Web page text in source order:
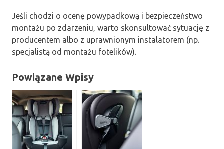
Jeśli chodzi o ocenę powypadkową i bezpieczeństwo
montażu po zdarzeniu, warto skonsultować sytuację z
producentem albo z uprawnionym instalatorem (np.
specjalistą od montażu fotelików).
Powiązane Wpisy